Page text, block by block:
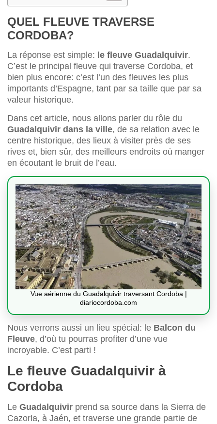
QUEL FLEUVE TRAVERSE
CORDOBA?
La réponse est simple: le fleuve Guadalquivir.
C’est le principal fleuve qui traverse Cordoba, et
bien plus encore: c’est l’un des fleuves les plus
importants d’Espagne, tant par sa taille que par sa
valeur historique.
Dans cet article, nous allons parler du rôle du
Guadalquivir dans la ville, de sa relation avec le
centre historique, des lieux à visiter près de ses
rives et, bien sûr, des meilleurs endroits où manger
en écoutant le bruit de l’eau.
Vue aérienne du Guadalquivir traversant Cordoba |
diariocordoba.com
Nous verrons aussi un lieu spécial: le Balcon du
Fleuve, d’où tu pourras profiter d’une vue
incroyable. C’est parti !
Le fleuve Guadalquivir à
Cordoba
Le Guadalquivir prend sa source dans la Sierra de
Cazorla, à Jaén, et traverse une grande partie de